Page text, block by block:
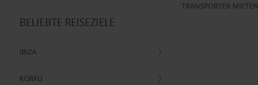
TRANSPORTER MIETEN
BELIEBTE REISEZIELE
IBIZA
KORFU